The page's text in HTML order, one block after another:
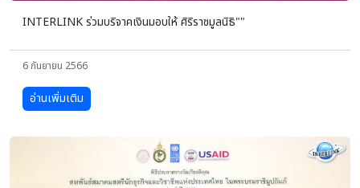
INTERLINK ร่วมบริจาคเงินมอบให้ ศิริราชมูลนิธิ""
6 กันยายน 2566
อ่านเพิ่มเติม